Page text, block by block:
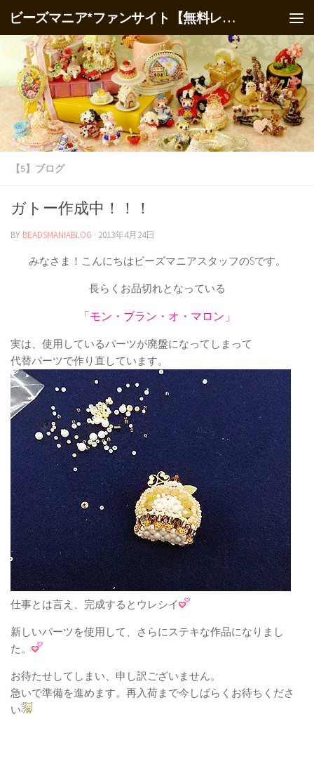
ビーズマニア*ファンサイト【無料レシピ】
【5】ブログ
ガトー作成中！！！
BY BEADSMANIABLOG · 2013年4月24日
みなさま！こんにちはビーズマニアスタッフのSです。
長らくお品切れとなっている
「モン・ブラン・オ・マロン」
実は、使用しているパーツが廃盤になってしまって
代替パーツで作り直しています。
仕事とは言え、完成するとウレシイ
新しいパーツを使用して、さらにステキな作品になりまし
た。
お待たせしてしまい、申し訳ございません。
急いで準備を進めます。再入荷まで今しばらくお待ちくださ
い